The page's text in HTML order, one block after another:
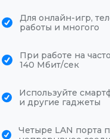
Для онлайн-игр,
работы и многого
При работе на
140 Мбит/сек
Используйте
и другие гаджеты
Четыре LAN порта